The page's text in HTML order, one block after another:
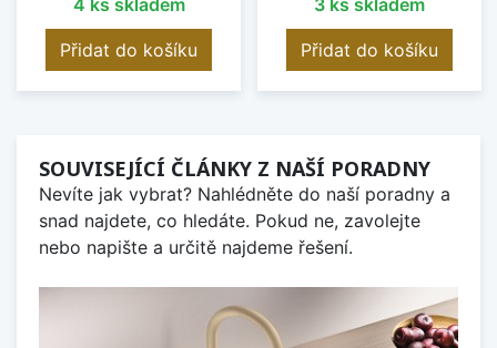
4 ks skladem
Přidat do košíku
3 ks skladem
Přidat do košíku
SOUVISEJÍCÍ ČLÁNKY Z NAŠÍ PORADNY
Nevíte jak vybrat? Nahlédněte do naší poradny a
snad najdete, co hledáte. Pokud ne, zavolejte
nebo napište a určitě najdeme řešení.